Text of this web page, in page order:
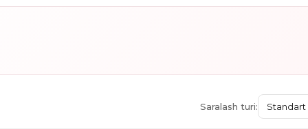
Saralash turi: